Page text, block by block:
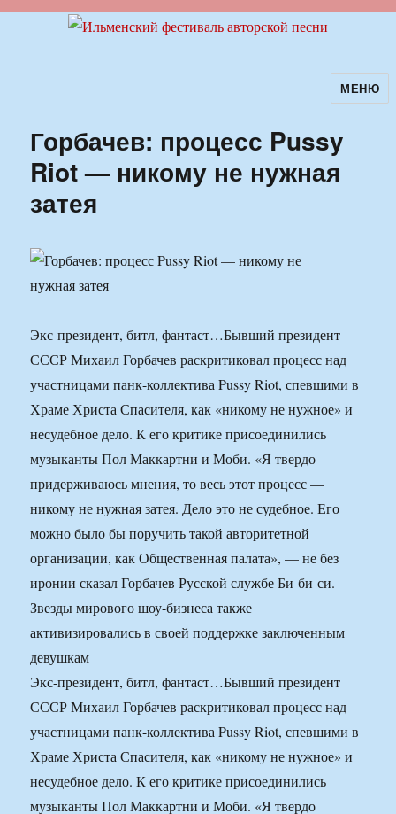
Ильменский фестиваль авторскойМЕНЮ
Горбачев: процесс Pussy
Riot — никому не нужная
затея
Экс-президент, битл, фантаст…Бывший президент
СССР Михаил Горбачев раскритиковал процесс над
участницами панк-коллектива Pussy Riot, спевшими в
Храме Христа Спасителя, как «никому не нужное» и
несудебное дело. К его критике присоединились
музыканты Пол Маккартни и Моби. «Я твердо
придерживаюсь мнения, то весь этот процесс —
никому не нужная затея. Дело это не судебное. Его
можно было бы поручить такой авторитетной
организации, как Общественная палата», — не без
иронии сказал Горбачев Русской службе Би-би-си.
Звезды мирового шоу-бизнеса также
активизировались в своей поддержке заключенным
девушкам
Экс-президент, битл, фантаст…Бывший президент
СССР Михаил Горбачев раскритиковал процесс над
участницами панк-коллектива Pussy Riot, спевшими в
Храме Христа Спасителя, как «никому не нужное» и
несудебное дело. К его критике присоединились
музыканты Пол Маккартни и Моби. «Я твердо